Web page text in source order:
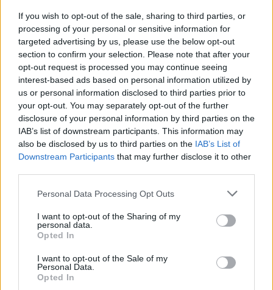
If you wish to opt-out of the sale, sharing to third parties, or
processing of your personal or sensitive information for
targeted advertising by us, please use the below opt-out
section to confirm your selection. Please note that after your
opt-out request is processed you may continue seeing
interest-based ads based on personal information utilized by
us or personal information disclosed to third parties prior to
your opt-out. You may separately opt-out of the further
disclosure of your personal information by third parties on the
IAB’s list of downstream participants. This information may
also be disclosed by us to third parties on the IAB’s List of
Downstream Participants that may further disclose it to other
Personal Data Processing Opt Outs
I want to opt-out of the Sharing of my
personal data.
Opted In
I want to opt-out of the Sale of my
Personal Data.
Opted In
ou les crampes, mais leur efficacité varie d’une personne à l’autre
et ils ne traitent pas la cause de la maladie.
Article précédent
Réveil difficile : pourquoi
sacrifier votre sommeil
peut nuire à votre santé
Article suivant
Peau qui pèle : causes et
solutions
news